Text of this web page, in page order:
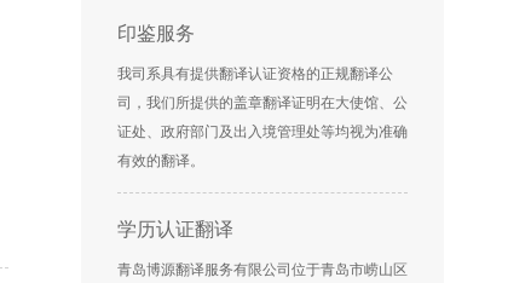
印鉴服务
我司系具有提供翻译认证资格的正规翻译公
司，我们所提供的盖章翻译证明在大使馆、公
证处、政府部门及出入境管理处等均视为准确
有效的翻译。
学历认证翻译
青岛博源翻译服务有限公司位于青岛市崂山区